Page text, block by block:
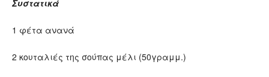
Συστατικά
1 φέτα ανανά
2 κουταλιές της σούπας μέλι (50γραμμ.)